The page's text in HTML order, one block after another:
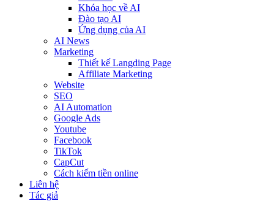
Khóa học về AI
Đào tạo AI
Ứng dụng của AI
AI News
Marketing
Thiết kế Langding Page
Affiliate Marketing
Website
SEO
AI Automation
Google Ads
Youtube
Facebook
TikTok
CapCut
Cách kiếm tiền online
Liên hệ
Tác giả